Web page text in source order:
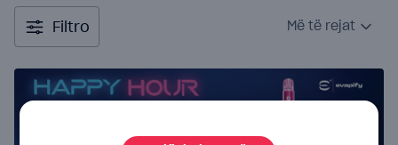
Filtro Më të rejat